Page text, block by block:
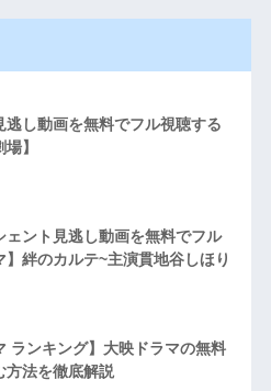
逃し動画を無料でフル視聴する
】
ェント見逃し動画を無料でフル
】絆のカルテ~主演貫地谷しほり
ランキング】大映ドラマの無料
方法を徹底解説